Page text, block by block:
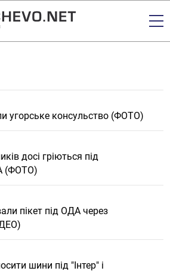
угорське консульство (ФОТО)
досі гріються під
(ФОТО)
пікет під ОДА через
шини під "Інтер" і